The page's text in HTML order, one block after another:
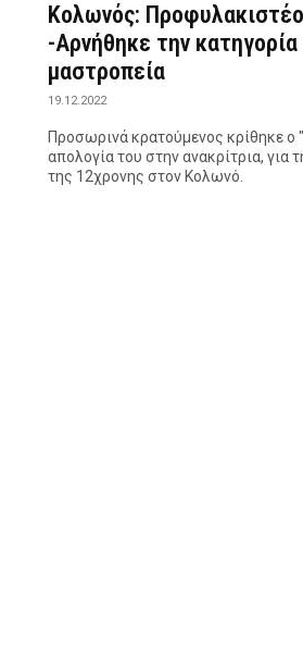
Κολωνός:
-Αρνήθηκε την κατηγορία
μαστροπεία
19.12.2022
Προσωρινά κρατούμενος κρίθηκε ο
απολογία του στην ανακρίτρια, για
της 12χρονης στον Κολωνό.